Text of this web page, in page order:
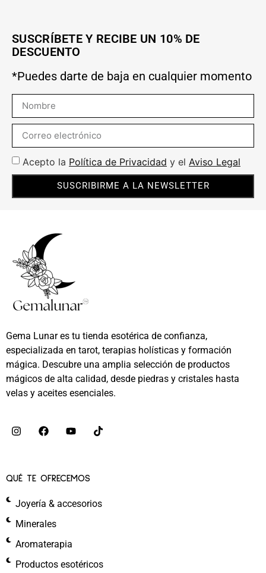
SUSCRÍBETE Y RECIBE UN 10% DE
DESCUENTO
*Puedes darte de baja en cualquier momento
Acepto la Política de Privacidad y el Aviso Legal
SUSCRIBIRME A LA NEWSLETTER
Gema Lunar es tu tienda esotérica de confianza,
especializada en tarot, terapias holísticas y formación
mágica. Descubre una amplia selección de productos
mágicos de alta calidad, desde piedras y cristales hasta
velas y aceites esenciales.
QUÉ TE OFRECEMOS
Joyería & accesorios
Minerales
Aromaterapia
Productos esotéricos